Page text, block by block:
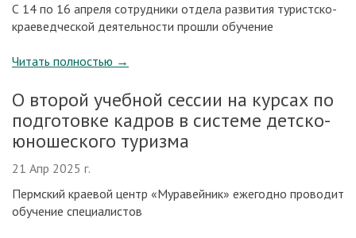
С 14 по 16 апреля сотрудники отдела развития туристско-
краеведческой деятельности прошли обучение
Читать полностью →
О второй учебной сессии на курсах по
подготовке кадров в системе детско-
юношеского туризма
21 Апр 2025 г.
Пермский краевой центр «Муравейник» ежегодно проводит
обучение специалистов